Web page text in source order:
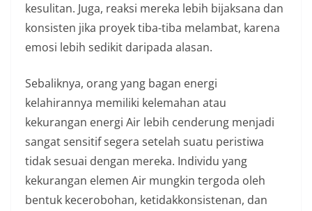
kesulitan. Juga, reaksi mereka lebih bijaksana dan
konsisten jika proyek tiba-tiba melambat, karena
emosi lebih sedikit daripada alasan.
Sebaliknya, orang yang bagan energi
kelahirannya memiliki kelemahan atau
kekurangan energi Air lebih cenderung menjadi
sangat sensitif segera setelah suatu peristiwa
tidak sesuai dengan mereka. Individu yang
kekurangan elemen Air mungkin tergoda oleh
bentuk kecerobohan, ketidakkonsistenan, dan